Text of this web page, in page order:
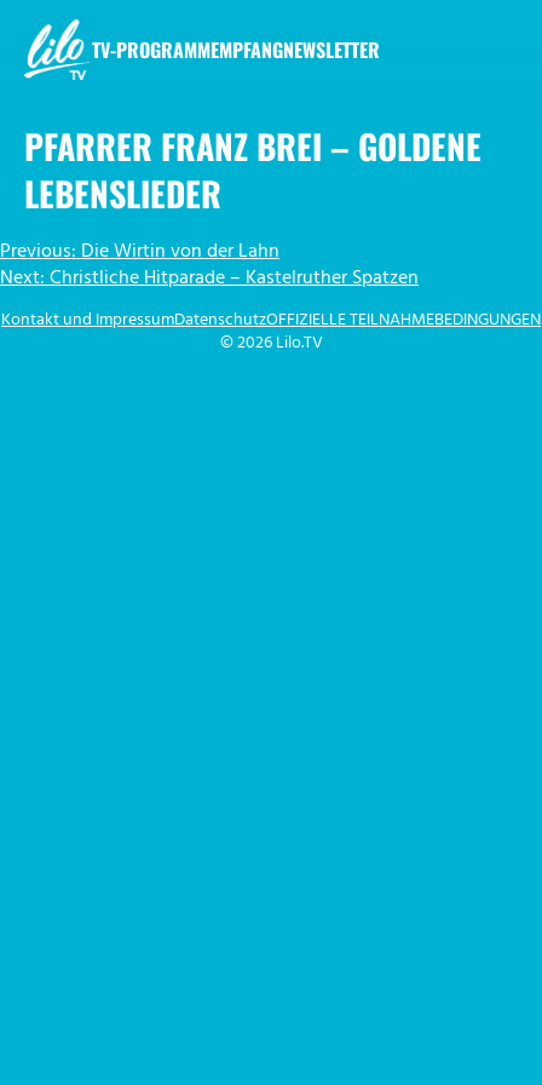
Inhalt
springen
TV-PROGRAMMEMPFANGNEWSLETTER
PFARRER FRANZ BREI – GOLDENE
LEBENSLIEDER
BEITRAGSNAVIGATION
Previous:Die Wirtin von der Lahn
Next:Christliche Hitparade – Kastelruther Spatzen
© 2026 Lilo.TV
Kontakt und ImpressumDatenschutzOFFIZIELLE TEILNAHMEBEDINGUNGEN